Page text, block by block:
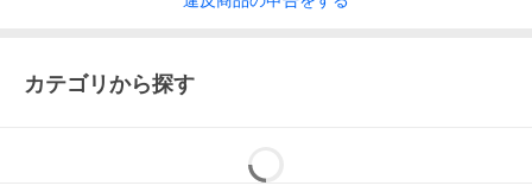
カテゴリから探す